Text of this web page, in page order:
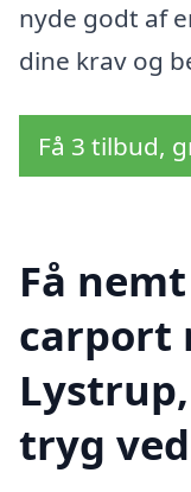
nyde godt af
dine krav og
Få 3 tilbud,
Få
carport
tryg ved